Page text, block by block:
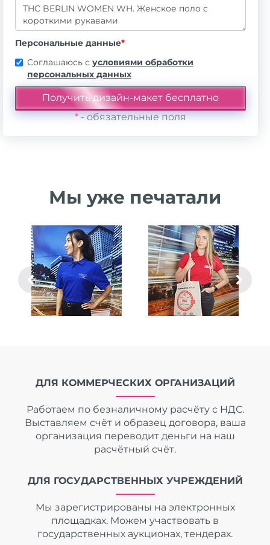
Персональные данные*
Соглашаюсь с условиями обработки
персональных данных
*- обязательные поля
Мы уже печатали
ДЛЯ КОММЕРЧЕСКИХ ОРГАНИЗАЦИЙ
Работаем по безналичному расчёту с НДС.
Выставляем счёт и образец договора, ваша
организация переводит деньги на наш
расчётный счёт.
ДЛЯ ГОСУДАРСТВЕННЫХ УЧРЕЖДЕНИЙ
Мы зарегистрированы на электронных
площадках. Можем участвовать в
государственных аукционах, тендерах.